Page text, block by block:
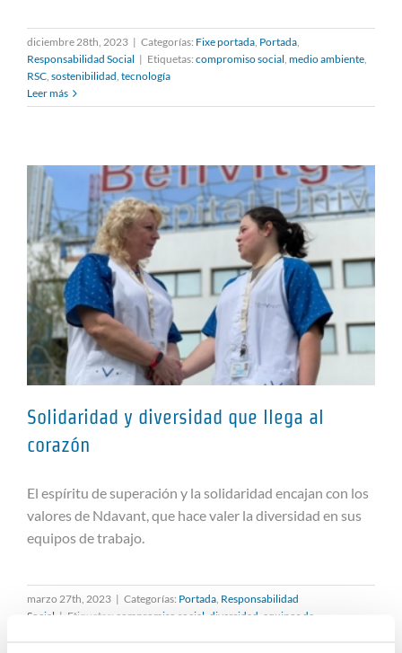
diciembre 28th, 2023 | Categorías: Fixe portada, Portada,
Responsabilidad Social | Etiquetas: compromiso social, medio ambiente,
RSC, sostenibilidad, tecnología
Leer más
Solidaridad y diversidad que llega
al corazón
Solidaridad y diversidad que llega al
corazón
El espíritu de superación y la solidaridad encajan con los
valores de Ndavant, que hace valer la diversidad en sus
equipos de trabajo.
marzo 27th, 2023 | Categorías: Portada, Responsabilidad
Social | Etiquetas: compromiso social diversidad equipos de